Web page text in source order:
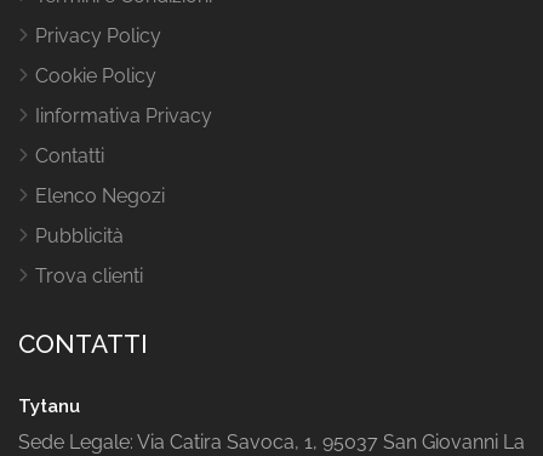
Privacy Policy
Cookie Policy
Iinformativa Privacy
Contatti
Elenco Negozi
Pubblicità
Trova clienti
CONTATTI
Tytanu
Sede Legale: Via Catira Savoca, 1, 95037 San Giovanni La